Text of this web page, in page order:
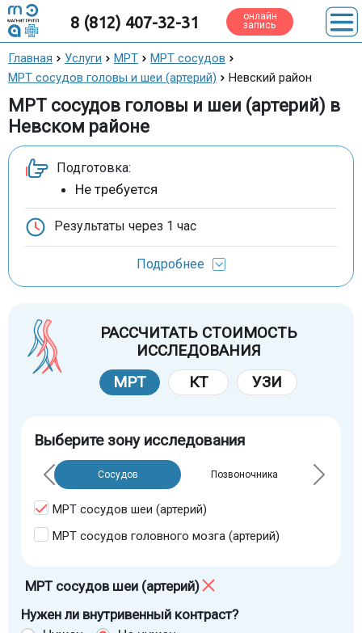
8 (812) 407-32-31 онлайн
запись
Главная Услуги МРТ
МРТ сосудов
МРТ сосудов головы и шеи (артерий)
Невский район
МРТ сосудов головы и шеи (артерий) в
Невском районе
РАССЧИТАТЬ СТОИМОСТЬ
ИССЛЕДОВАНИЯ
МРТ
КТ УЗИ
Выберите зону исследования
Сосудов Позвоночника
МРТ сосудов шеи (артерий)
МРТ сосудов головного мозга (артерий)
МРТ сосудов шеи (артерий)
Нужен ли внутривенный контраст?
Подготовка:
Не требуется
Результаты через 1 час
Подробнее